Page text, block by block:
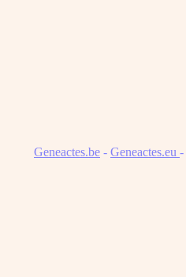
Geneactes.be - Geneactes.eu -